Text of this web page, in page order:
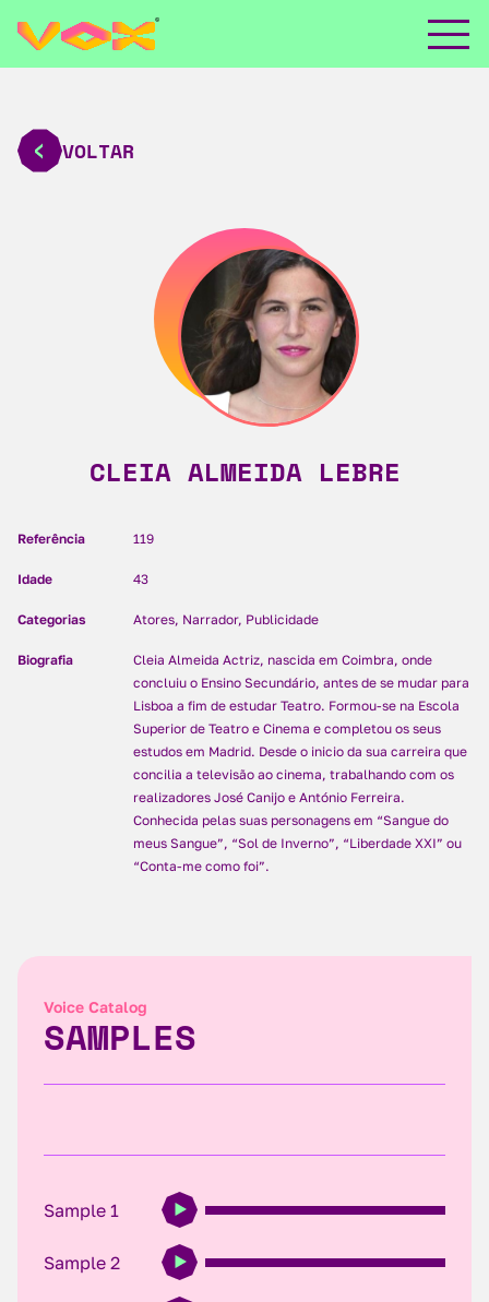
VOLTAR
CLEIA ALMEIDA LEBRE
Referência 119
Idade 43
Categorias Atores, Narrador, Publicidade
Biografia
Cleia Almeida Actriz, nascida em Coimbra, onde
concluiu o Ensino Secundário, antes de se mudar para
Lisboa a fim de estudar Teatro. Formou-se na Escola
Superior de Teatro e Cinema e completou os seus
estudos em Madrid. Desde o inicio da sua carreira que
concilia a televisão ao cinema, trabalhando com os
realizadores José Canijo e António Ferreira.
Conhecida pelas suas personagens em “Sangue do
meus Sangue”, “Sol de Inverno”, “Liberdade XXI” ou
“Conta-me como foi”.
Voice Catalog
SAMPLES
Sample 1
Sample 2